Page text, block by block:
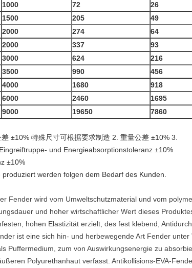
1000 72
26
1500 205
49
2000 274
64
2000 337
93
3000 624
216
3500 990
456
4000 1680
918
6000 2460
1695
9000 19650 7860
±10% 特殊尺寸可根据要求制造 2. 重量公差 ±10% 3.
und Energieabsorptionstoleranz ±10%
±10%
werden folgen dem Bedarf des Kunden.
Fender wird vom Umweltschutzmaterial und vom
und hoher wirtschaftlicher Wert dieses
hohen Elastizität erzielt, des fest klebend,
ist eine sich hin- und herbewegende Art Fender
Puffermedium, zum von Auswirkungsenergie zu
Polyurethanhaut verfasst. Antikollisions-EVA-